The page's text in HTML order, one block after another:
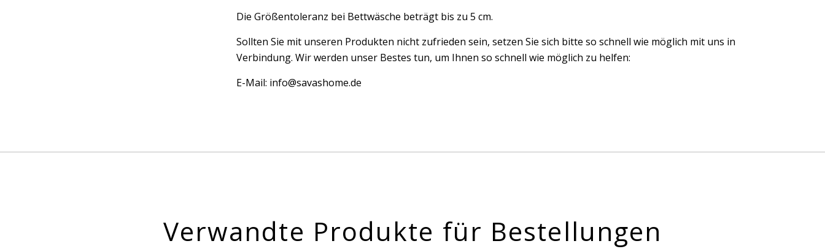
Die Größentoleranz bei Bettwäsche beträgt bis zu 5 cm.
Sollten Sie mit unseren Produkten nicht zufrieden sein, setzen Sie sich bitte so schnell wie möglich mit uns in
Verbindung. Wir werden unser Bestes tun, um Ihnen so schnell wie möglich zu helfen:
E-Mail: info@savashome.de
Verwandte Produkte für Bestellungen